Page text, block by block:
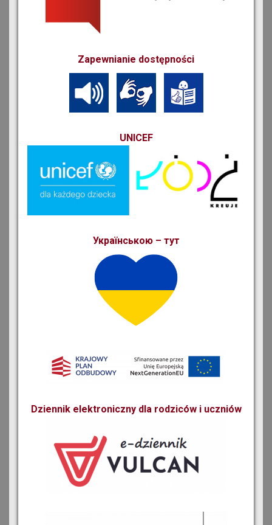
Zapewnianie dostępności
UNICEF
Українською – тут
Dziennik elektroniczny dla rodziców i uczniów